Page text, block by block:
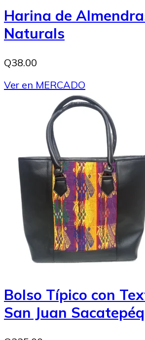
Harina de
Naturals
Q38.00
Ver en MERCADO
Bolso Típico con
San Juan